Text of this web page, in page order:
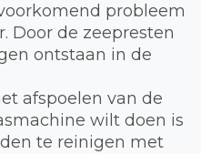
probleem
Door de zeepresten
ontstaan in de
afspoelen van de
wilt doen is
te reinigen met